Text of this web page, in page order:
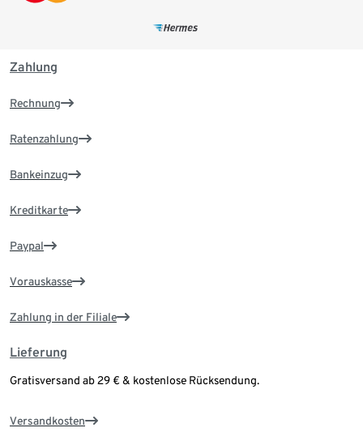
Zahlung
Rechnung
Ratenzahlung
Bankeinzug
Kreditkarte
Paypal
Vorauskasse
Zahlung in der Filiale
Lieferung
Gratisversand ab 29 € & kostenlose Rücksendung.
Versandkosten